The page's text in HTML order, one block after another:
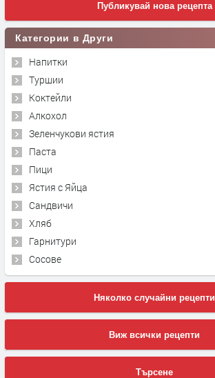
Публикувай нова рецепта
Категории в Други
Напитки
Туршии
Коктейли
Алкохол
Зеленчукови ястия
Паста
Пици
Ястия с Яйца
Сандвичи
Хляб
Гарнитури
Сосове
Няколко случайни рецепти
Виж всички рецепти
Търсене